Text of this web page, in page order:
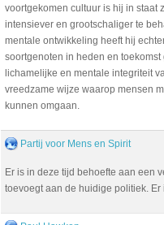
voortgekomen cultuur is hij in staat
intensiever en grootschaliger te
mentale ontwikkeling heeft hij
soortgenoten in heden en
lichamelijke en mentale integriteit
vreedzame wijze waarop mensen
kunnen omgaan.
Partij voor Mens en Spirit
Er is in deze tijd behoefte aan een
toevoegt aan de huidige politiek.